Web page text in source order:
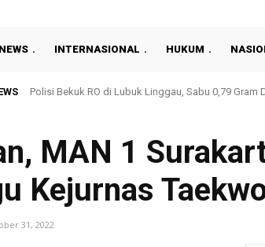
NEWS INTERNASIONAL HUKUM
Dilantik Periode 2026-2030, Patelki Prabumulih
MAN 1
Kejurnas
31, 2022